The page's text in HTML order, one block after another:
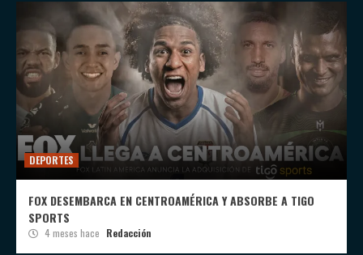
DEPORTES
FOX DESEMBARCA EN CENTROAMÉRICA Y ABSORBE A TIGO
SPORTS
4 meses hace Redacción